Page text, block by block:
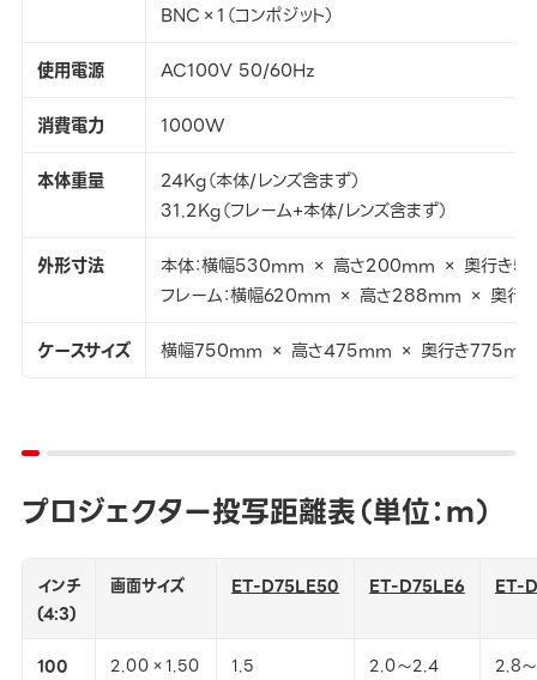
BNC×1（コンポジット）
使用電源
AC100V 50/60Hz
消費電力
1000W
本体重量
24Kg（本体/レンズ含まず）
31.2Kg（フレーム+本体/レンズ含まず）
外形寸法
本体：横幅530mm × 高さ200mm × 奥行き
フレーム：横幅620mm × 高さ288mm × 奥行
ケースサイズ
横幅750mm × 高さ475mm × 奥行き775mm
プロジェクター投写距離表（単位：ｍ）
インチ
(4:3)
画面サイズ ET-D75LE50 ET-D75LE6 ET-
100 2.00×1.50 1.5 2.0～2.4 2.8